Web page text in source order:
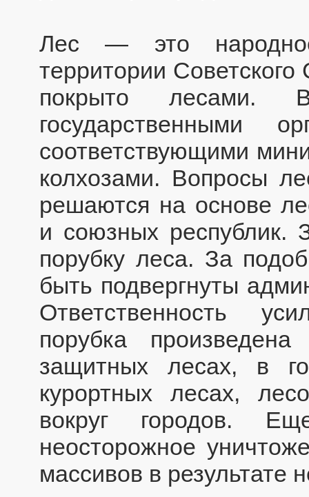
Лес — это
территории
покрыто лесами.
государственными
соответствующими
колхозами. Вопросы
решаются на основе
и союзных республик.
порубку леса. За
быть подвергнуты
Ответственность
порубка
защитных лесах, в
курортных лесах,
вокруг городов.
неосторожное
массивов в результате